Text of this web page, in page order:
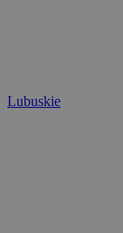
Lubuskie